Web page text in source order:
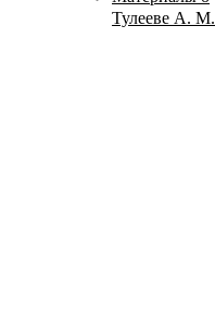
Тулееве А. М.